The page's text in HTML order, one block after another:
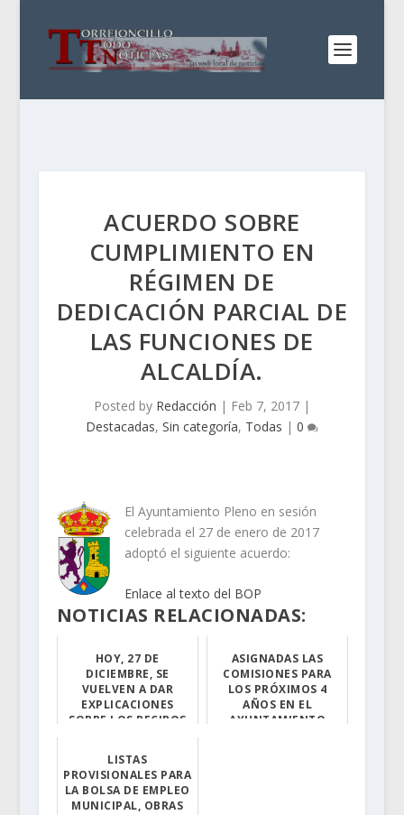
ACUERDO SOBRE
CUMPLIMIENTO EN
RÉGIMEN DE
DEDICACIÓN PARCIAL DE
LAS FUNCIONES DE
ALCALDÍA.
Posted by Redacción | Feb 7, 2017|
Destacadas, Sin categoría, Todas | 0
El Ayuntamiento Pleno en sesión
celebrada el 27 de enero de 2017
adoptó el siguiente acuerdo:
Enlace al texto del BOP
NOTICIAS RELACIONADAS:
HOY, 27 DE
DICIEMBRE, SE
VUELVEN A DAR
EXPLICACIONES
SOBRE LOS RECIBOS
Nota informat...
ASIGNADAS LAS
COMISIONES PARA
LOS PRÓXIMOS 4
AÑOS EN EL
AYUNTAMIENTO
LISTAS
PROVISIONALES PARA
LA BOLSA DE EMPLEO
MUNICIPAL, OBRAS